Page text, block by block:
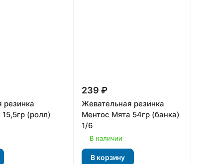
резинка
(ролл)
239 ₽
Жевательная резинка
Ментос Мята 54гр (банка)
1/6
В наличии
В корзину